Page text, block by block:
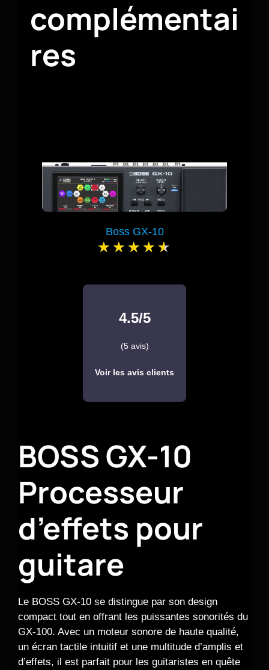
complémentai
res
Boss GX-10
4.5/5
(5 avis)
Voir les avis clients
BOSS GX-10
Processeur
d’effets pour
guitare
Le BOSS GX-10 se distingue par son design
compact tout en offrant les puissantes sonorités du
GX-100. Avec un moteur sonore de haute qualité,
un écran tactile intuitif et une multitude d’amplis et
d’effets, il est parfait pour les guitaristes en quête